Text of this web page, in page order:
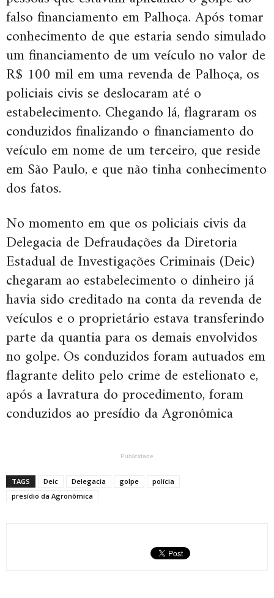
falso financiamento em Palhoça. Após tomar
conhecimento de que estaria sendo simulado
um financiamento de um veículo no valor de
R$ 100 mil em uma revenda de Palhoça, os
policiais civis se deslocaram até o
estabelecimento. Chegando lá, flagraram os
conduzidos finalizando o financiamento do
veículo em nome de um terceiro, que reside
em São Paulo, e que não tinha conhecimento
dos fatos.
No momento em que os policiais civis da
Delegacia de Defraudações da Diretoria
Estadual de Investigações Criminais (Deic)
chegaram ao estabelecimento o dinheiro já
havia sido creditado na conta da revenda de
veículos e o proprietário estava transferindo
parte da quantia para os demais envolvidos
no golpe. Os conduzidos foram autuados em
flagrante delito pelo crime de estelionato e,
após a lavratura do procedimento, foram
conduzidos ao presídio da Agronômica
Publicidade
TAGS Deic Delegacia golpe
polícia
presídio da Agronômica